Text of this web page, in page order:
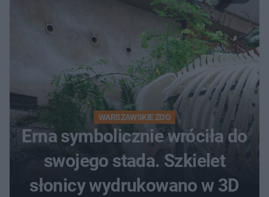
WARSZAWSKIE ZOO
Erna symbolicznie wróciła do
swojego stada. Szkielet
słonicy wydrukowano w 3D